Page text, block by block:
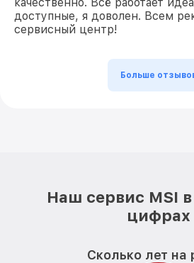
доступные, я доволен. Всем
сервисный центр!
Больше
Наш сервис MSI
цифрах
Сколько лет на